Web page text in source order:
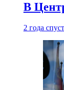
В
2 года